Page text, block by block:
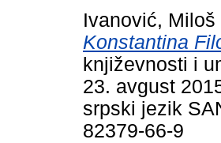
Ivanović, Miloš
Konstantina
književnosti i
23. avgust
srpski jezik
82379-66-9